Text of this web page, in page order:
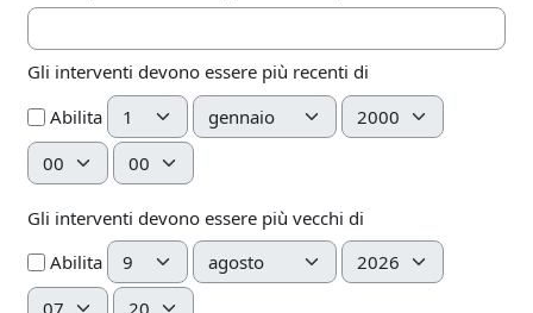
Gli interventi devono essere più recenti di
Abilita Giorno Mese
Anno
Ora
Minuto
Gli interventi devono essere più vecchi di
Abilita Giorno Mese
Anno
Ora
Minuto